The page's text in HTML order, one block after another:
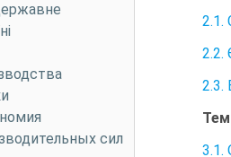
сил
2.1.
2.2.
2.3.
3.1.